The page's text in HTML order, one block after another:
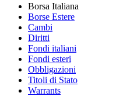
Borsa Italiana
Borse Estere
Cambi
Diritti
Fondi italiani
Fondi esteri
Obbligazioni
Titoli di Stato
Warrants